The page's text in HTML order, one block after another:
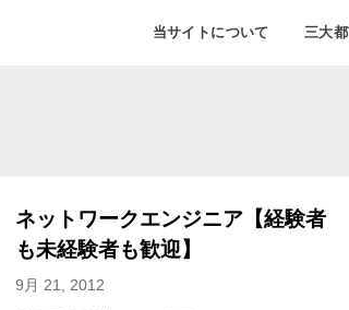
当サイトについて 三大
ネットワークエンジニア【経験者
も未経験者も歓迎】
9月 21, 2012